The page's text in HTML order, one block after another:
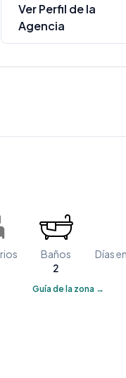
Ver Perfil de la
Agencia
Baños
2
Días
Guía de la zona →